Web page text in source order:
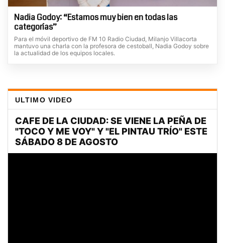
Nadia Godoy: “Estamos muy bien en todas las
categorías”
Para el móvil deportivo de FM 10 Radio Ciudad, Milanjo Villacorta
mantuvo una charla con la profesora de cestoball, Nadia Godoy sobre
la actualidad de los equipos locales.
ULTIMO VIDEO